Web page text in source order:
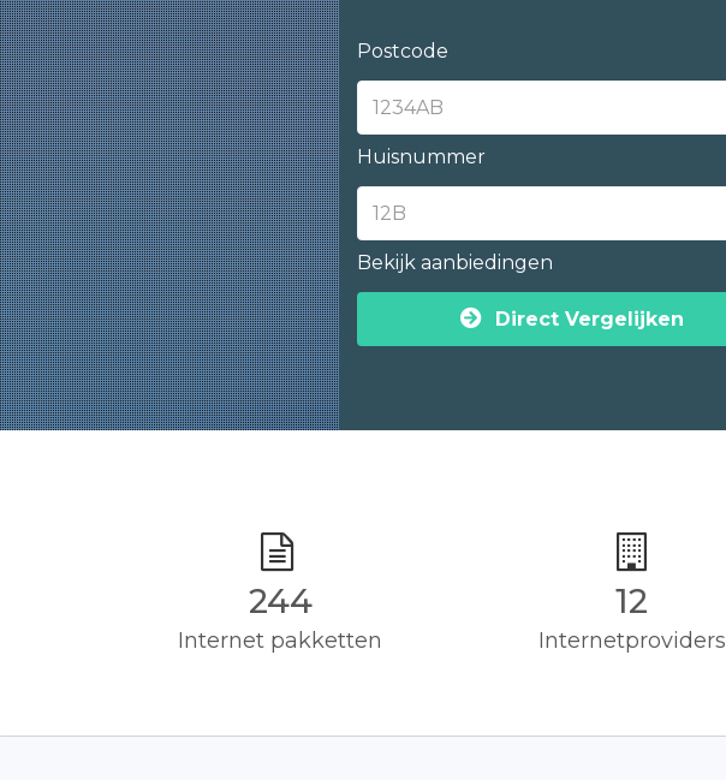
Postcode
Huisnummer
Bekijk aanbiedingen
Direct Vergelijken
245
Internet pakketten
12
Internetproviders